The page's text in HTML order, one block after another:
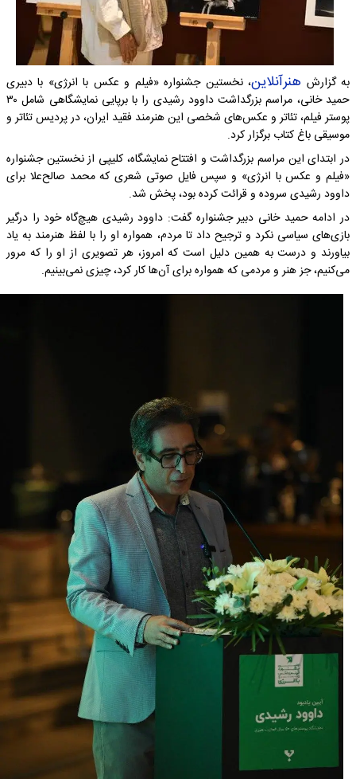
به گزارش هنرآنلاین، نخستین جشنواره «فیلم و عکس با انرژی» با دبیری
حمید خانی، مراسم بزرگداشت داوود رشیدی را با برپایی نمایشگاهی شامل ۳۰
پوستر فیلم، تئاتر و عکس‌های شخصی این هنرمند فقید ایران، در پردیس تئاتر و
موسیقی باغ کتاب برگزار کرد.
در ابتدای این مراسم بزرگداشت و افتتاح نمایشگاه، کلیپی از نخستین جشنواره
«فیلم و عکس با انرژی» و سپس فایل صوتی شعری که محمد صالح‌علا برای
داوود رشیدی سروده و قرائت کرده بود، پخش شد.
در ادامه حمید خانی دبیر جشنواره گفت: داوود رشیدی هیچ‌گاه خود را درگیر
بازی‌های سیاسی نکرد و ترجیح داد تا مردم، همواره او را با لفظ هنرمند به یاد
بیاورند و درست به همین دلیل است که امروز، هر تصویری از او را که مرور
می‌کنیم، جز هنر و مردمی که همواره برای آن‌ها کار کرد، چیزی نمی‌بینیم.